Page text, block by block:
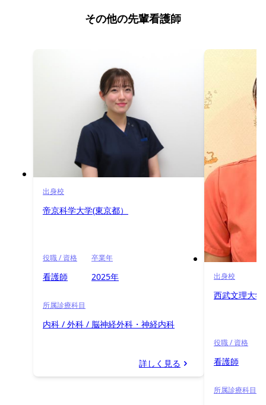
その他の先輩看護師
出身校
帝京科学大学(東京都）
役職 / 資格
看護師
卒業年
2025年
所属診療科目
内科 / 外科 / 脳神経外科・神経内科
詳しく見る
出身校
西武文理大学
役職 / 資格
看護師
所属診療科目